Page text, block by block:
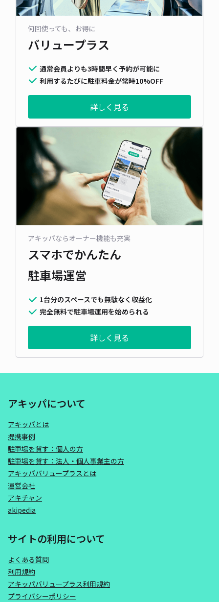
何回使っても、お得に
バリュープラス
通常会員よりも3時間早く予約が可能に
利用するたびに駐車料金が常時10%OFF
詳しく見る
アキッパならオーナー機能も充実
スマホでかんたん
駐車場運営
1台分のスペースでも無駄なく収益化
完全無料で駐車場運用を始められる
詳しく見る
アキッパについて
アキッパとは
提携事例
駐車場を貸す：個人の方
駐車場を貸す：法人・個人事業主の方
アキッパバリュープラスとは
運営会社
アキチャン
akipedia
サイトの利用について
よくある質問
利用規約
アキッパバリュープラス利用規約
プライバシーポリシー